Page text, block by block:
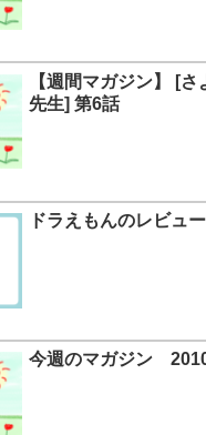
【週間マガジン】 [
先生] 第6話
ドラえもんのレビュ
今週のマガジン